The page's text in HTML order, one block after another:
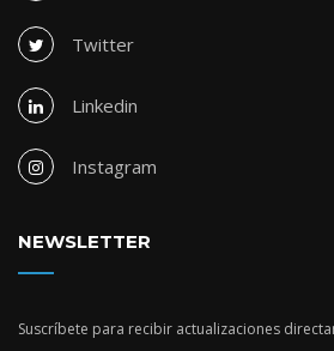
Twitter
Linkedin
Instagram
NEWSLETTER
Suscríbete para recibir actualizaciones